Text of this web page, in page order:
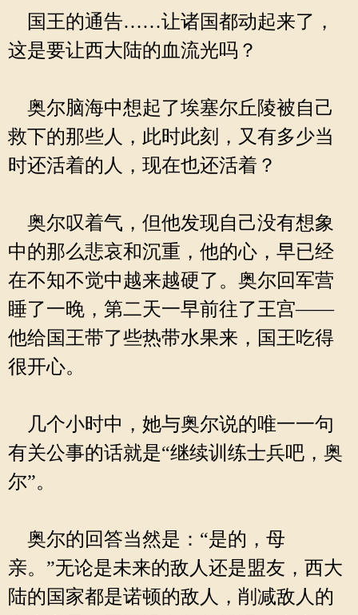
国王的通告……让诸国都动起来了，
这是要让西大陆的血流光吗？
奥尔脑海中想起了埃塞尔丘陵被自己
救下的那些人，此时此刻，又有多少当
时还活着的人，现在也还活着？
奥尔叹着气，但他发现自己没有想象
中的那么悲哀和沉重，他的心，早已经
在不知不觉中越来越硬了。奥尔回军营
睡了一晚，第二天一早前往了王宫——
他给国王带了些热带水果来，国王吃得
很开心。
几个小时中，她与奥尔说的唯一一句
有关公事的话就是“继续训练士兵吧，奥
尔”。
奥尔的回答当然是：“是的，母
亲。”无论是未来的敌人还是盟友，西大
陆的国家都是诺顿的敌人，削减敌人的